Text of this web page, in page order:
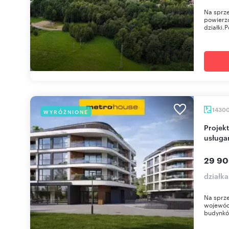
Na
WYRÓŻNIONE
Projekt deweloperski z 190 mieszkaniami i
29
Na